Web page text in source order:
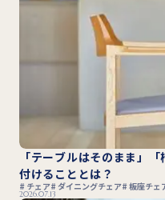
「テーブルはそのまま」
付けることとは？
チェア ダイニングチェア 板座チェ
2026.07.13